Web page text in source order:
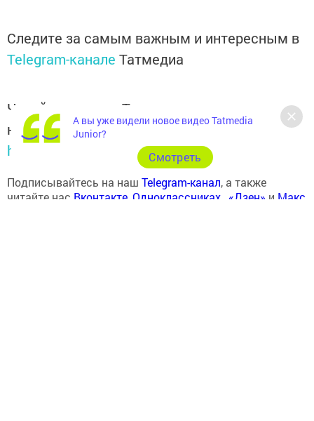
Следите за самым важным и интересным в
Telegram-канале Татмедиа
Читайте новости Татарстана в
национальном мессенджере MАХ:
https://max.ru/tatmedia
Подписывайтесь на наш Telegram-канал, а также
читайте нас Вконтакте Одноклассниках «Дзен» и Макс
А вы уже видели новое видео Tatmedia
Junior?
Cмотреть